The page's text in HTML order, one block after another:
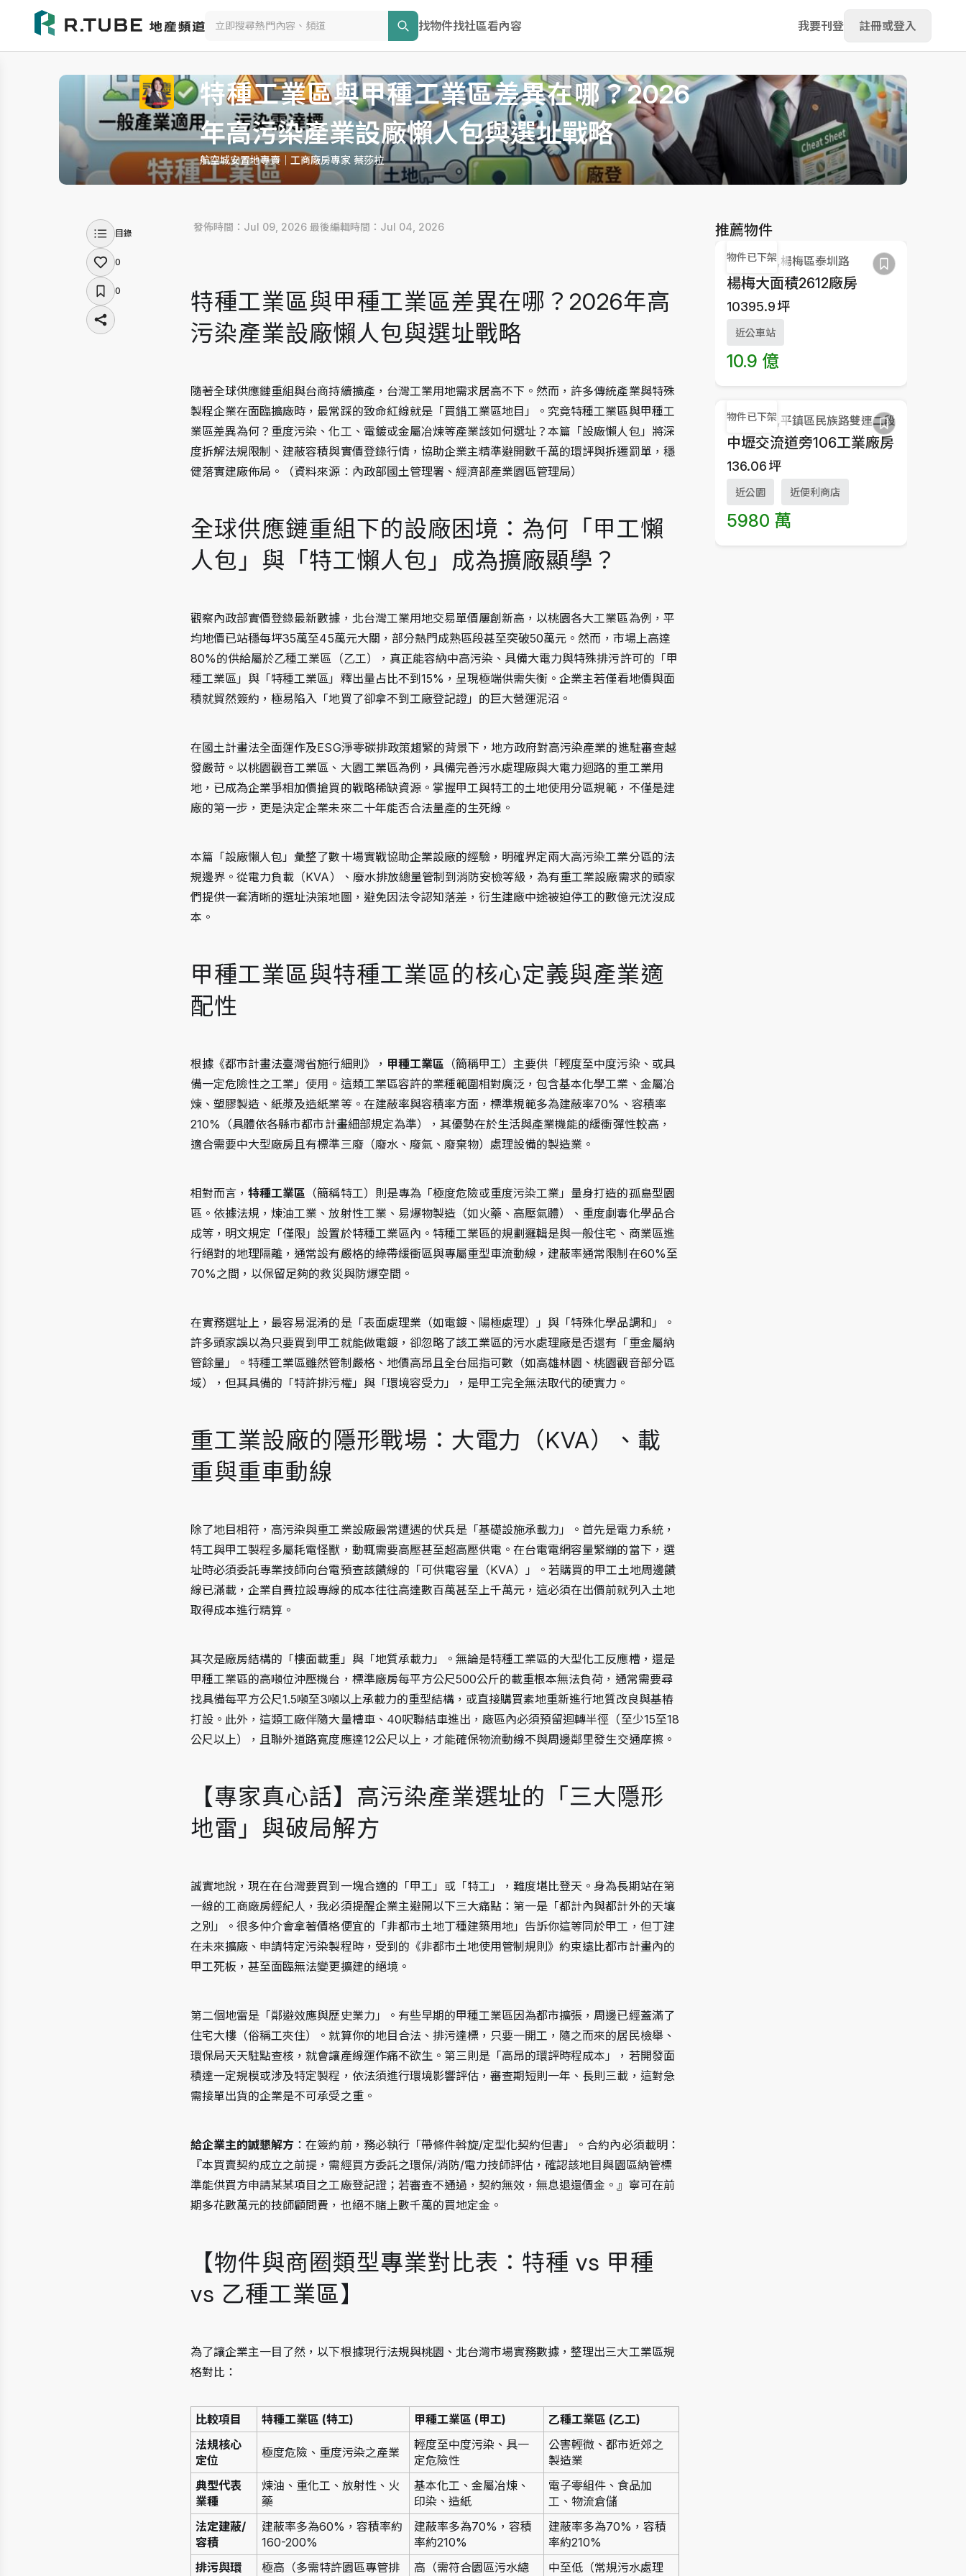
找物件找社區看內容 我要刊登 註冊或登入
特種工業區與甲種工業區差異在哪？2026
年高污染產業設廠懶人包與選址戰略
航空城安置地專賣｜工商廠房專家 蔡莎拉
目錄
0
0
發佈時間：Jul 09, 2026 最後編輯時間：Jul 04, 2026
特種工業區與甲種工業區差異在哪？2026年高
污染產業設廠懶人包與選址戰略
隨著全球供應鏈重組與台商持續擴產，台灣工業用地需求居高不下。然而，許多傳統產業與特殊
製程企業在面臨擴廠時，最常踩的致命紅線就是「買錯工業區地目」。究竟特種工業區與甲種工
業區差異為何？重度污染、化工、電鍍或金屬冶煉等產業該如何選址？本篇「設廠懶人包」將深
度拆解法規限制、建蔽容積與實價登錄行情，協助企業主精準避開數千萬的環評與拆遷罰單，穩
健落實建廠佈局。（資料來源：內政部國土管理署、經濟部產業園區管理局）
全球供應鏈重組下的設廠困境：為何「甲工懶
人包」與「特工懶人包」成為擴廠顯學？
觀察內政部實價登錄最新數據，北台灣工業用地交易單價屢創新高，以桃園各大工業區為例，平
均地價已站穩每坪35萬至45萬元大關，部分熱門成熟區段甚至突破50萬元。然而，市場上高達
80%的供給屬於乙種工業區（乙工），真正能容納中高污染、具備大電力與特殊排污許可的「甲
種工業區」與「特種工業區」釋出量占比不到15%，呈現極端供需失衡。企業主若僅看地價與面
積就貿然簽約，極易陷入「地買了卻拿不到工廠登記證」的巨大營運泥沼。
在國土計畫法全面運作及ESG淨零碳排政策趨緊的背景下，地方政府對高污染產業的進駐審查越
發嚴苛。以桃園觀音工業區、大園工業區為例，具備完善污水處理廠與大電力迴路的重工業用
地，已成為企業爭相加價搶買的戰略稀缺資源。掌握甲工與特工的土地使用分區規範，不僅是建
廠的第一步，更是決定企業未來二十年能否合法量產的生死線。
本篇「設廠懶人包」彙整了數十場實戰協助企業設廠的經驗，明確界定兩大高污染工業分區的法
規邊界。從電力負載（KVA）、廢水排放總量管制到消防安檢等級，為有重工業設廠需求的頭家
們提供一套清晰的選址決策地圖，避免因法令認知落差，衍生建廠中途被迫停工的數億元沈沒成
本。
甲種工業區與特種工業區的核心定義與產業適
配性
根據《都市計畫法臺灣省施行細則》， 甲種工業區 （簡稱甲工）主要供「輕度至中度污染、或具
備一定危險性之工業」使用。這類工業區容許的業種範圍相對廣泛，包含基本化學工業、金屬冶
煉、塑膠製造、紙漿及造紙業等。在建蔽率與容積率方面，標準規範多為建蔽率70%、容積率
210%（具體依各縣市都市計畫細部規定為準），其優勢在於生活與產業機能的緩衝彈性較高，
適合需要中大型廠房且有標準三廢（廢水、廢氣、廢棄物）處理設備的製造業。
相對而言，特種工業區 （簡稱特工）則是專為「極度危險或重度污染工業」量身打造的孤島型園
區。依據法規，煉油工業、放射性工業、易爆物製造（如火藥、高壓氣體）、重度劇毒化學品合
成等，明文規定「僅限」設置於特種工業區內。特種工業區的規劃邏輯是與一般住宅、商業區進
行絕對的地理隔離，通常設有嚴格的綠帶緩衝區與專屬重型車流動線，建蔽率通常限制在60%至
70%之間，以保留足夠的救災與防爆空間。
在實務選址上，最容易混淆的是「表面處理業（如電鍍、陽極處理）」與「特殊化學品調和」。
許多頭家誤以為只要買到甲工就能做電鍍，卻忽略了該工業區的污水處理廠是否還有「重金屬納
管餘量」。特種工業區雖然管制嚴格、地價高昂且全台屈指可數（如高雄林園、桃園觀音部分區
域），但其具備的「特許排污權」與「環境容受力」，是甲工完全無法取代的硬實力。
重工業設廠的隱形戰場：大電力（KVA）、載
重與重車動線
除了地目相符，高污染與重工業設廠最常遭遇的伏兵是「基礎設施承載力」。首先是電力系統，
特工與甲工製程多屬耗電怪獸，動輒需要高壓甚至超高壓供電。在台電電網容量緊繃的當下，選
址時必須委託專業技師向台電預查該饋線的「可供電容量（KVA）」。若購買的甲工土地周邊饋
線已滿載，企業自費拉設專線的成本往往高達數百萬甚至上千萬元，這必須在出價前就列入土地
取得成本進行精算。
其次是廠房結構的「樓面載重」與「地質承載力」。無論是特種工業區的大型化工反應槽，還是
甲種工業區的高噸位沖壓機台，標準廠房每平方公尺500公斤的載重根本無法負荷，通常需要尋
找具備每平方公尺1.5噸至3噸以上承載力的重型結構，或直接購買素地重新進行地質改良與基樁
打設。此外，這類工廠伴隨大量槽車、40呎聯結車進出，廠區內必須預留迴轉半徑（至少15至18
公尺以上），且聯外道路寬度應達12公尺以上，才能確保物流動線不與周邊鄰里發生交通摩擦。
【專家真心話】高污染產業選址的「三大隱形
地雷」與破局解方
誠實地說，現在在台灣要買到一塊合適的「甲工」或「特工」，難度堪比登天。身為長期站在第
一線的工商廠房經紀人，我必須提醒企業主避開以下三大痛點：第一是「都計內與都計外的天壤
之別」。很多仲介會拿著價格便宜的「非都市土地丁種建築用地」告訴你這等同於甲工，但丁建
在未來擴廠、申請特定污染製程時，受到的《非都市土地使用管制規則》約束遠比都市計畫內的
甲工死板，甚至面臨無法變更擴建的絕境。
第二個地雷是「鄰避效應與歷史業力」。有些早期的甲種工業區因為都市擴張，周邊已經蓋滿了
住宅大樓（俗稱工夾住）。就算你的地目合法、排污達標，只要一開工，隨之而來的居民檢舉、
環保局天天駐點查核，就會讓產線運作痛不欲生。第三則是「高昂的環評時程成本」，若開發面
積達一定規模或涉及特定製程，依法須進行環境影響評估，審查期短則一年、長則三載，這對急
需接單出貨的企業是不可承受之重。
給企業主的誠懇解方 ：在簽約前，務必執行「帶條件斡旋/定型化契約但書」。合約內必須載明：
『本買賣契約成立之前提，需經買方委託之環保/消防/電力技師評估，確認該地目與園區納管標
準能供買方申請某某項目之工廠登記證；若審查不通過，契約無效，無息退還價金。』寧可在前
期多花數萬元的技師顧問費，也絕不賭上數千萬的買地定金。
【物件與商圈類型專業對比表：特種 vs 甲種
vs 乙種工業區】
為了讓企業主一目了然，以下根據現行法規與桃園、北台灣市場實務數據，整理出三大工業區規
格對比：
比較項目 特種工業區 (特工) 甲種工業區 (甲工)
乙種工業區 (乙工)
法規核心
定位
極度危險、重度污染之產業
輕度至中度污染、具一
定危險性
公害輕微、都市近郊之
製造業
典型代表
業種
煉油、重化工、放射性、火
藥
基本化工、金屬冶煉、
印染、造紙
電子零組件、食品加
工、物流倉儲
法定建蔽/
容積
建蔽率多為60%，容積率約
160-200%
建蔽率多為70%，容積
率約210%
建蔽率多為70%，容積
率約210%
排污與環
極高（多需特許園區專管排 高（需符合園區污水總 中至低（常規污水處理
推薦物件
物件已下架
桃園市,楊梅區泰圳路
楊梅大面積2612廠房
10395.9坪
近公車站
10.9 億
物件已下架
桃園市,平鎮區民族路雙連二段
中壢交流道旁106工業廠房
136.06坪
近公園 近便利商店
5980 萬